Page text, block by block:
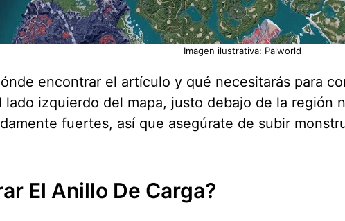
Imagen ilustrativa: Palworld
encontrar el artículo y qué necesitarás para
lado izquierdo del mapa, justo debajo de la región
fuertes, así que asegúrate de subir
El Anillo De Carga?